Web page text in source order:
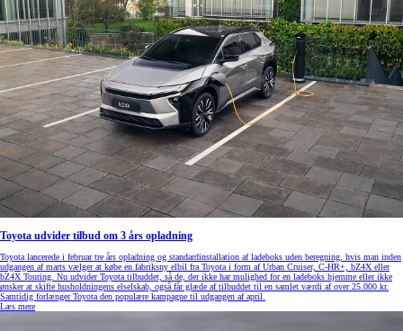
Toyota udvider tilbud om 3 års opladning
Toyota lancerede i februar tre års opladning og standardinstallation af ladeboks uden beregning, hvis man inden
udgangen af marts vælger at købe en fabriksny elbil fra Toyota i form af Urban Cruiser, C-HR+, bZ4X eller
bZ4X Touring. Nu udvider Toyota tilbuddet, så de, der ikke har mulighed for en ladeboks hjemme eller ikke
ønsker at skifte husholdningens elselskab, også får glæde af tilbuddet til en samlet værdi af over 25.000 kr.
Samtidig forlænger Toyota den populære kampagne til udgangen af april.
Læs mere